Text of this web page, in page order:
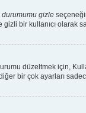
durumumu gizle
bir kullanıcı olarak
düzeltmek için,
çok ayarları